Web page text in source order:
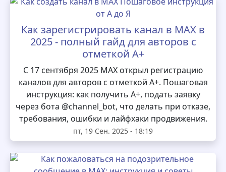
Как зарегистрировать канал в MAX в
2025 - полный гайд для авторов с
отметкой А+
С 17 сентября 2025 MAX открыл регистрацию
каналов для авторов с отметкой А+. Пошаговая
инструкция: как получить А+, подать заявку
через бота @channel_bot, что делать при отказе,
требования, ошибки и лайфхаки продвижения.
пт, 19 Сен. 2025 - 18:19